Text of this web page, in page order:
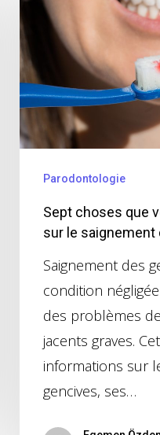
Parodontologie
Sept choses que
sur le saignement
Saignement des
condition
des problèmes
jacents graves.
informations sur
gencives, ses…